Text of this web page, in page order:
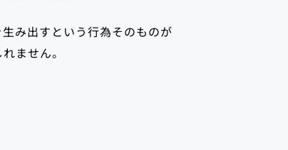
み出すという行為そのものが
ません。